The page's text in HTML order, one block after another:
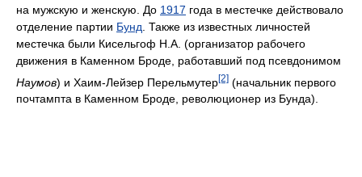
на мужскую и женскую. До 1917 года в местечке действовало
отделение партии Бунд . Также из известных личностей
местечка были Кисельгоф Н.А. (организатор рабочего
движения в Каменном Броде, работавший под псевдонимом
Наумов) и Хаим-Лейзер Перельмутер[2] (начальник первого
почтампта в Каменном Броде, революционер из Бунда).